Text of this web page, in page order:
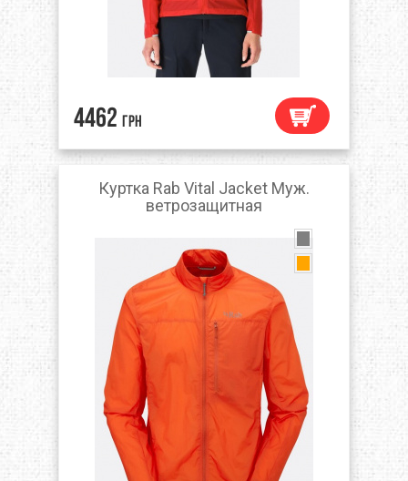
4462 грн
Куртка Rab Vital Jacket Муж.
ветрозащитная